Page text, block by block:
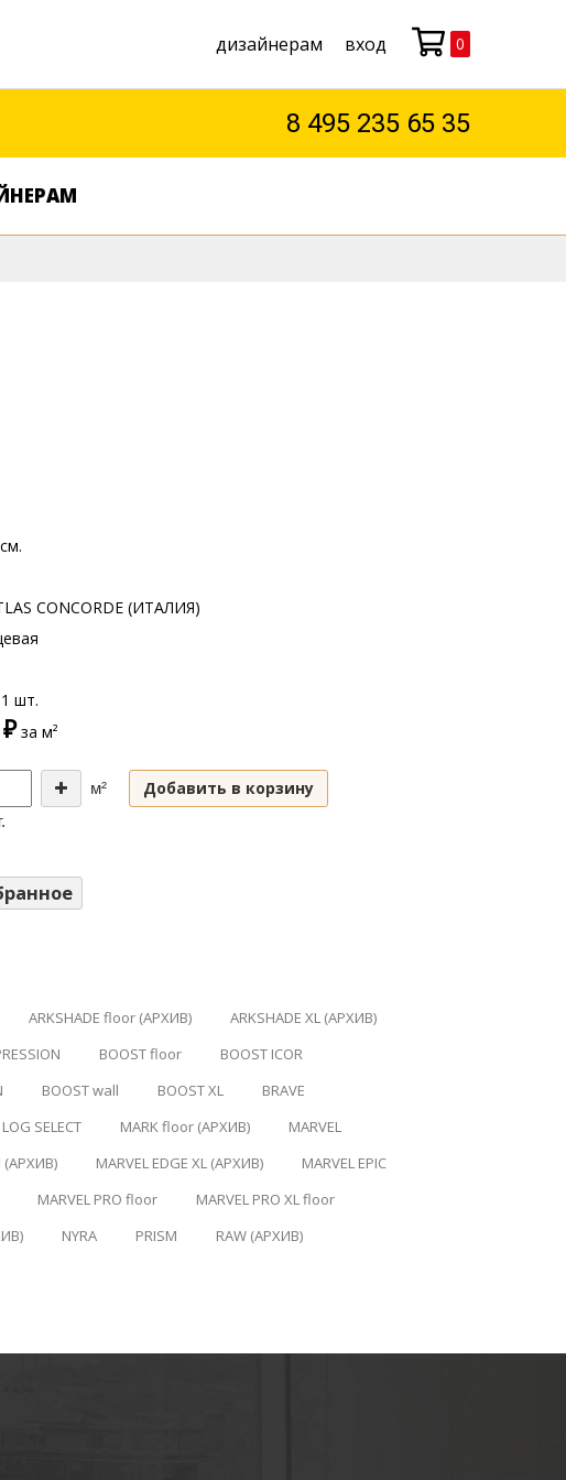
дизайнерам вход Моя корзина
0
8 495 235 65 35
CONCORDE (ИТАЛИЯ)
шт.
за м²
м²
Добавить в корзину
ARKSHADE floor (АРХИВ)
ARKSHADE XL (АРХИВ)
BOOST floor
BOOST ICOR
BOOST wall BOOST XL
BRAVE
LOG SELECT MARK floor (АРХИВ)
MARVEL
(АРХИВ) MARVEL EDGE XL (АРХИВ)
MARVEL EPIC
MARVEL PRO floor
MARVEL PRO XL floor
NYRA PRISM
RAW (АРХИВ)